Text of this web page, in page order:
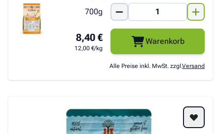
700g
8,40 €
12,00 €/kg
Warenkorb
Alle Preise inkl. MwSt. zzgl.Versand